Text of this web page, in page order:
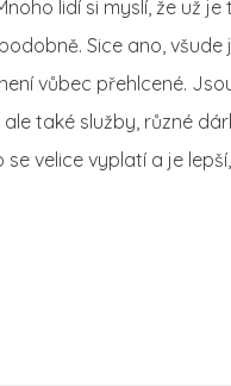
lidí si myslí, že už
Sice ano, všude
vůbec přehlcené.
také služby, různé
velice vyplatí a je